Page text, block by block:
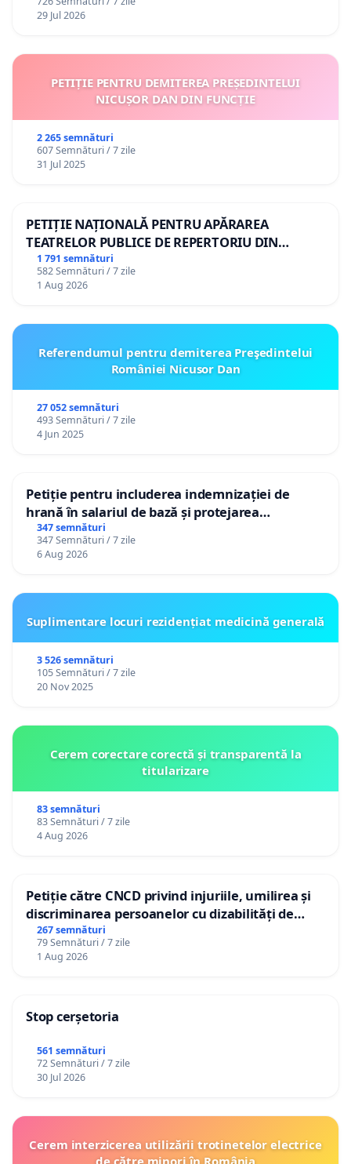
29 Jul 2026
PETIȚIE PENTRU DEMITEREA PREȘEDINTELUI
NICUȘOR DAN DIN FUNCȚIE
2 265 semnături
607 Semnături / 7 zile
31 Jul 2025
PETIȚIE NAȚIONALĂ PENTRU APĂRAREA
TEATRELOR PUBLICE DE REPERTORIU DIN
ROMÂNIA
1 791 semnături
582 Semnături / 7 zile
1 Aug 2026
Referendumul pentru demiterea Preşedintelui
României Nicusor Dan
27 052 semnături
493 Semnături / 7 zile
4 Jun 2025
Petiție pentru includerea indemnizației de
hrană în salariul de bază și protejarea
gradațiilor de vechime pentru asistenții
personali
347 semnături
347 Semnături / 7 zile
6 Aug 2026
Suplimentare locuri rezidențiat medicină generală
3 526 semnături
105 Semnături / 7 zile
20 Nov 2025
Cerem corectare corectă și transparentă la
titularizare
83 semnături
83 Semnături / 7 zile
4 Aug 2026
Petiție către CNCD privind injuriile, umilirea și
discriminarea persoanelor cu dizabilități de
către utilizatorul TikTok „Gorici”
267 semnături
79 Semnături / 7 zile
1 Aug 2026
Stop cerșetoria
561 semnături
72 Semnături / 7 zile
30 Jul 2026
Cerem interzicerea utilizării trotinetelor electrice